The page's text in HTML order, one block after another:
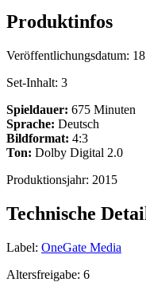
Produktinfos
Veröffentlichungsdatum:
Set-Inhalt: 3
Spieldauer: 675 Minuten
Sprache: Deutsch
Bildformat: 4:3
Ton: Dolby Digital 2.0
Produktionsjahr: 2015
Technische
Label: OneGate Media
Altersfreigabe: 6